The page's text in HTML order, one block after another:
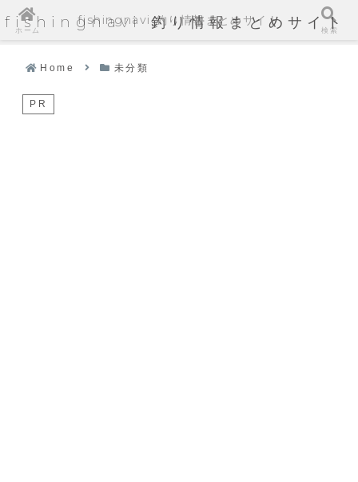
fishingnavi 釣り情報まとめサイト
Home 未分類
PR
ホーム
fishingnavi 釣り情報まとめサイト
検索